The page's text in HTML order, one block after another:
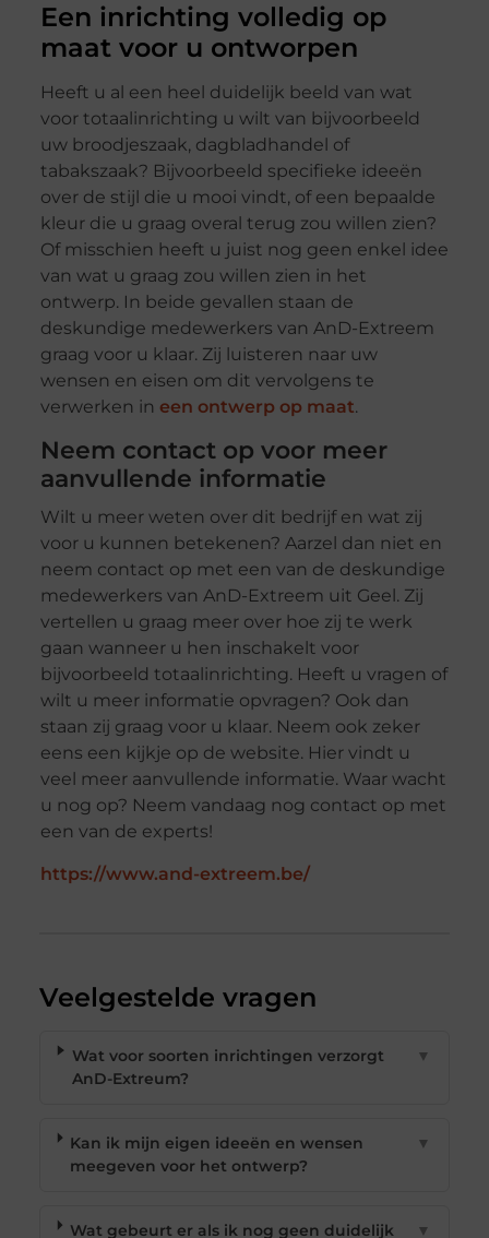
Een inrichting volledig op
maat voor u ontworpen
Heeft u al een heel duidelijk beeld van wat
voor totaalinrichting u wilt van bijvoorbeeld
uw broodjeszaak, dagbladhandel of
tabakszaak? Bijvoorbeeld specifieke ideeën
over de stijl die u mooi vindt, of een bepaalde
kleur die u graag overal terug zou willen zien?
Of misschien heeft u juist nog geen enkel idee
van wat u graag zou willen zien in het
ontwerp. In beide gevallen staan de
deskundige medewerkers van AnD-Extreem
graag voor u klaar. Zij luisteren naar uw
wensen en eisen om dit vervolgens te
verwerken in een ontwerp op maat.
Neem contact op voor meer
aanvullende informatie
Wilt u meer weten over dit bedrijf en wat zij
voor u kunnen betekenen? Aarzel dan niet en
neem contact op met een van de deskundige
medewerkers van AnD-Extreem uit Geel. Zij
vertellen u graag meer over hoe zij te werk
gaan wanneer u hen inschakelt voor
bijvoorbeeld totaalinrichting. Heeft u vragen of
wilt u meer informatie opvragen? Ook dan
staan zij graag voor u klaar. Neem ook zeker
eens een kijkje op de website. Hier vindt u
veel meer aanvullende informatie. Waar wacht
u nog op? Neem vandaag nog contact op met
een van de experts!
https://www.and-extreem.be/
Veelgestelde vragen
Wat voor soorten inrichtingen verzorgt
AnD-Extreum?
▼
Kan ik mijn eigen ideeën en wensen
meegeven voor het ontwerp?
▼
Wat gebeurt er als ik nog geen duidelijk ▼